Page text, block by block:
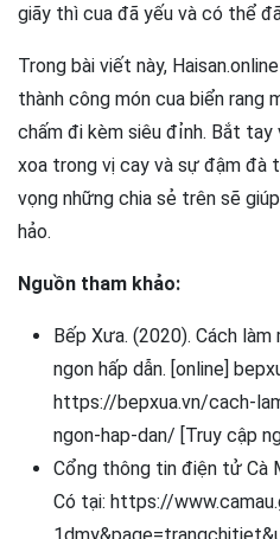
giãy thì cua đã yếu và có thể
Trong bài viết này,
thành công món cua biển rang
chấm đi kèm siêu đỉnh. Bắt
xoa trong vị cay và sự đậm đà
vọng những chia sẻ trên sẽ
hảo.
Nguồn tham khảo:
Bếp Xưa. (2020). Cách
ngon hấp dẫn. [online]
https://bepxua.vn/cach-
ngon-hap-dan/ [Truy cập
Cổng thông tin điện tử Cà
Có tại: https://